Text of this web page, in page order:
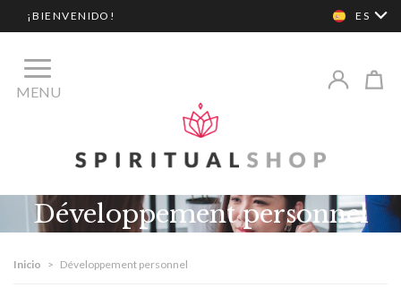
¡BIENVENIDO! ES
MENU
Développement personnel
Inicio > Développement personnel